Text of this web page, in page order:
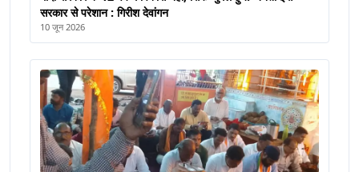
सरकार से परेशान : गिरीश देवांगन
10 जून 2026